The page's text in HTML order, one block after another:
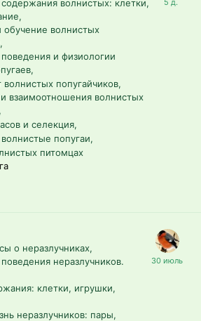
волнистых: клетки,
обучение волнистых
и физиологии
волнистых попугайчиков
взаимоотношения волнистых
и селекция
попугаи
питомцах
о неразлучниках
неразлучников.
клетки, игрушки,
неразлучников: пары,